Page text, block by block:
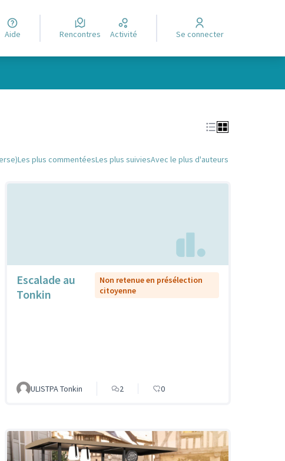
Aide Rencontres Activité Se connecter
Les plus commentéesLes plus suiviesAvec le plus d'auteurs
Escalade au
Tonkin
Non retenue en présélection
citoyenne
ULISTPA Tonkin 2 0